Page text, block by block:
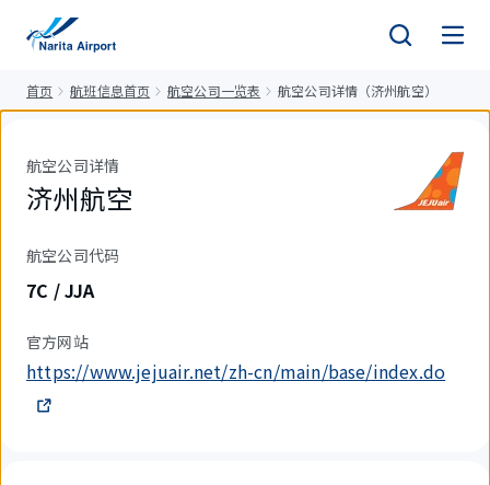
首页 航班信息首页 航空公司一览表 航空公司详情（济州航空）
航空公司详情
济州航空
航空公司代码
7C / JJA
官方网站
https://www.jejuair.net/zh-cn/main/base/index.do